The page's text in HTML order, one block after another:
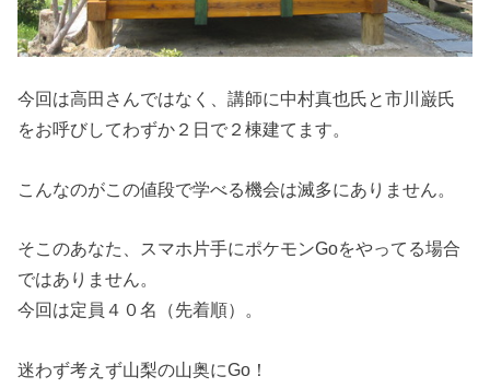
今回は高田さんではなく、講師に中村真也氏と市川巌氏
をお呼びしてわずか２日で２棟建てます。
こんなのがこの値段で学べる機会は滅多にありません。
そこのあなた、スマホ片手にポケモンGoをやってる場合
ではありません。
今回は定員４０名（先着順）。
迷わず考えず山梨の山奥にGo！